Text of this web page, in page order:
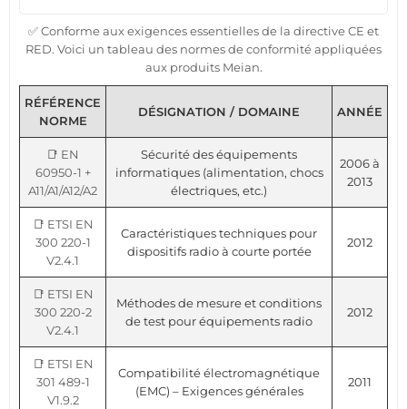
✅ Conforme aux exigences essentielles de la directive CE et
RED. Voici un tableau des normes de conformité appliquées
aux produits Meian.
RÉFÉRENCE
NORME
DÉSIGNATION / DOMAINE ANNÉE
📑 EN
60950-1 +
A11/A1/A12/A2
Sécurité des équipements
informatiques (alimentation, chocs
électriques, etc.)
2006 à
2013
📑 ETSI EN
300 220-1
V2.4.1
Caractéristiques techniques pour
dispositifs radio à courte portée
2012
📑 ETSI EN
300 220-2
V2.4.1
Méthodes de mesure et conditions
de test pour équipements radio
2012
📑 ETSI EN
301 489-1
V1.9.2
Compatibilité électromagnétique
(EMC) – Exigences générales
2011